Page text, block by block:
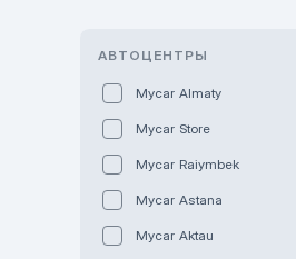
АВТОЦЕНТРЫ
Mycar Almaty
Mycar Store
Mycar Raiymbek
Mycar Astana
Mycar Aktau